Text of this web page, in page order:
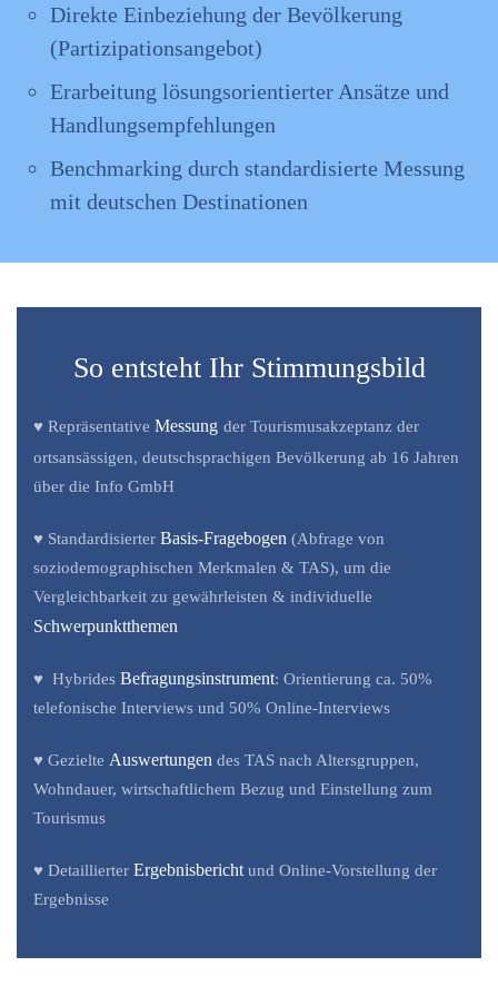
Direkte Einbeziehung der Bevölkerung
(Partizipationsangebot)
Erarbeitung lösungsorientierter Ansätze und
Handlungsempfehlungen
Benchmarking durch standardisierte Messung
mit deutschen Destinationen
So entsteht Ihr Stimmungsbild
♥ Repräsentative Messung der Tourismusakzeptanz der
ortsansässigen, deutschsprachigen Bevölkerung ab 16 Jahren
über die Info GmbH
♥ Standardisierter Basis-Fragebogen (Abfrage von
soziodemographischen Merkmalen & TAS), um die
Vergleichbarkeit zu gewährleisten & individuelle
Schwerpunktthemen
♥ Hybrides Befragungsinstrument: Orientierung ca. 50%
telefonische Interviews und 50% Online-Interviews
♥ Gezielte Auswertungen des TAS nach Altersgruppen,
Wohndauer, wirtschaftlichem Bezug und Einstellung zum
Tourismus
♥ Detaillierter Ergebnisbericht und Online-Vorstellung der
Ergebnisse